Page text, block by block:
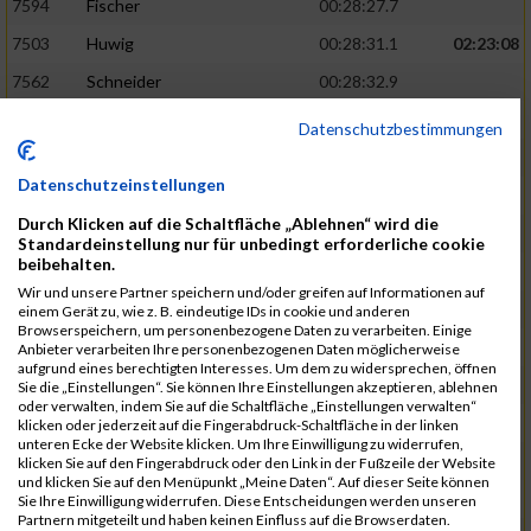
7594 Fischer
00:28:27.7
7503
Huwig 00:28:31.1
02:23:08
7562
Schneider
00:28:32.9
00:28:33.9
7463
7540
Altmeyer
7712
Welter 00:28:53.6
7670
Hensel
7507
Pingen
00:29:23.4
7730
Planta
00:29:23.6
7641
Heit
00:29:24.1
7682
Klein 00:29:34.6
02:28:48
7732
Samson
00:29:36.6
7544
Faltenbacher
00:29:46.5
Datenschutzbestimmungen
Datenschutzeinstellungen
Durch Klicken auf die Schaltfläche „Ablehnen“ wird die
Standardeinstellung nur für unbedingt erforderliche cookie
beibehalten.
Wir und unsere Partner speichern und/oder greifen auf Informationen auf
einem Gerät zu, wie z. B. eindeutige IDs in cookie und anderen
Browserspeichern, um personenbezogene Daten zu verarbeiten. Einige
Anbieter verarbeiten Ihre personenbezogenen Daten möglicherweise
aufgrund eines berechtigten Interesses. Um dem zu widersprechen, öffnen
Sie die „Einstellungen“. Sie können Ihre Einstellungen akzeptieren, ablehnen
oder verwalten, indem Sie auf die Schaltfläche „Einstellungen verwalten“
klicken oder jederzeit auf die Fingerabdruck-Schaltfläche in der linken
unteren Ecke der Website klicken. Um Ihre Einwilligung zu widerrufen,
klicken Sie auf den Fingerabdruck oder den Link in der Fußzeile der Website
und klicken Sie auf den Menüpunkt „Meine Daten“. Auf dieser Seite können
Sie Ihre Einwilligung widerrufen. Diese Entscheidungen werden unseren
Partnern mitgeteilt und haben keinen Einfluss auf die Browserdaten.